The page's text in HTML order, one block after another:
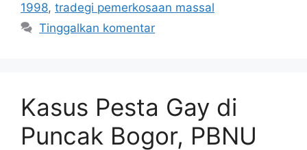
1998, tradegi pemerkosaan massal
Tinggalkan komentar
Kasus Pesta Gay di
Puncak Bogor, PBNU